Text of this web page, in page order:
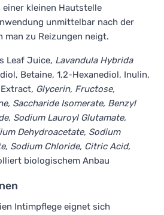
kleinen Hautstelle
unmittelbar nach der
man zu Reizungen neigt.
Leaf Juice, Lavandula Hybrida
Betaine, 1,2-Hexanediol, Inulin,
Extract, Glycerin, Fructose,
Saccharide Isomerate, Benzyl
Sodium Lauroyl Glutamate,
Dehydroacetate, Sodium
Sodium Chloride, Citric Acid,
biologischem Anbau
Intimpflege eignet sich